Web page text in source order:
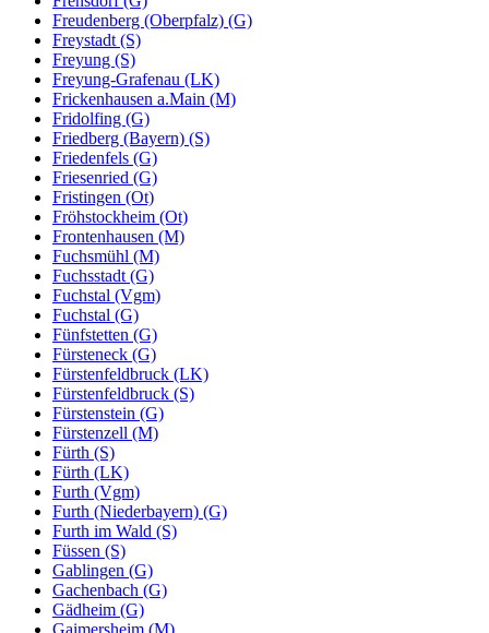
Freudenberg (Oberpfalz) (G)
Freystadt (S)
Freyung (S)
Freyung-Grafenau (LK)
Frickenhausen a.Main (M)
Fridolfing (G)
Friedberg (Bayern) (S)
Friedenfels (G)
Friesenried (G)
Fristingen (Ot)
Fröhstockheim (Ot)
Frontenhausen (M)
Fuchsmühl (M)
Fuchsstadt (G)
Fuchstal (Vgm)
Fuchstal (G)
Fünfstetten (G)
Fürsteneck (G)
Fürstenfeldbruck (LK)
Fürstenfeldbruck (S)
Fürstenstein (G)
Fürstenzell (M)
Fürth (S)
Fürth (LK)
Furth (Vgm)
Furth (Niederbayern) (G)
Furth im Wald (S)
Füssen (S)
Gablingen (G)
Gachenbach (G)
Gädheim (G)
Gaimersheim (M)